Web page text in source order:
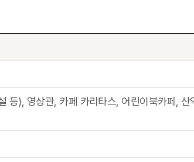
등), 영상관, 카페 카리타스, 어린이북카페, 산